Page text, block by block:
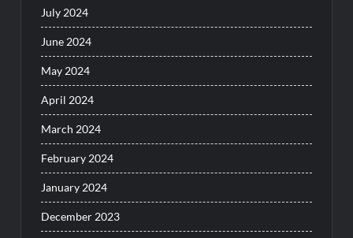
July 2024
June 2024
May 2024
April 2024
March 2024
February 2024
January 2024
December 2023